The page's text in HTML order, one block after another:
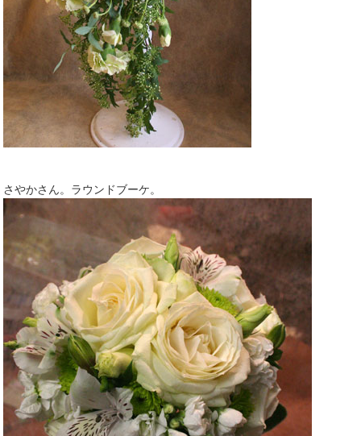
さやかさん。ラウンドブーケ。